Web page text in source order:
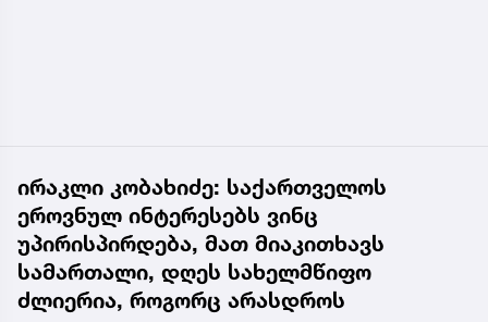
ირაკლი კობახიძე: საქართველოს
ეროვნულ ინტერესებს ვინც
უპირისპირდება, მათ მიაკითხავს
სამართალი, დღეს სახელმწიფო
ძლიერია, როგორც არასდროს